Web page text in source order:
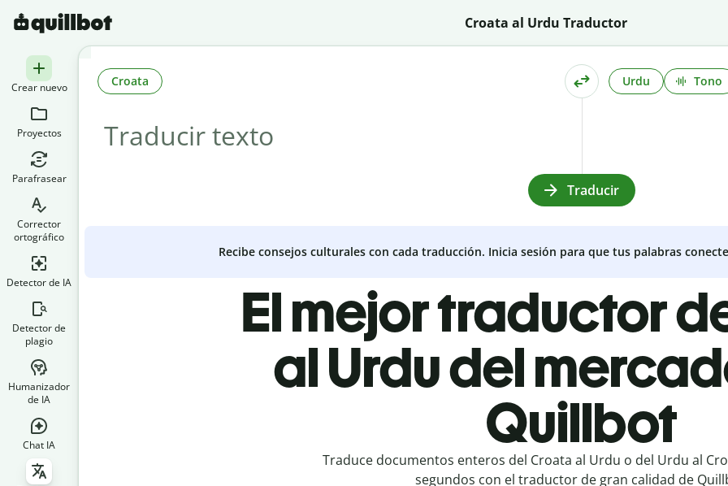
Croata al Urdu Traductor
Crear nuevo
Proyectos
Parafrasear
Corrector
ortográfico
Detector de IA
Detector de
plagio
Humanizador
de IA
Chat IA
Croata Urdu Tono
Traducir
Recibe consejos culturales con cada traducción. Inicia sesión para que tus palabras
El mejor traductor
al Urdu del
Quillbot
Traduce documentos enteros del Croata al Urdu o del Urdu al
segundos con el traductor de gran calidad de